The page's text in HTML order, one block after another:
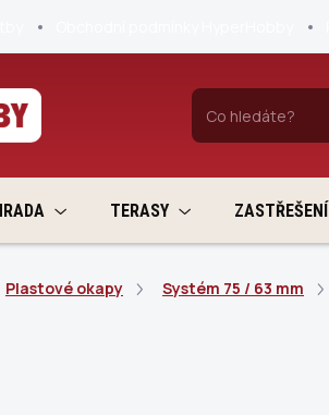
TERASY ZASTŘEŠENÍ
Plastové okapy Systém 75 / 63 mm